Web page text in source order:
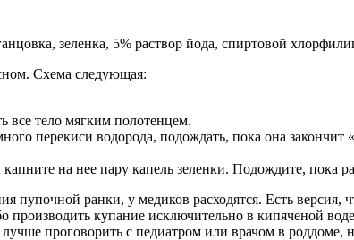
зеленка, 5% раствор йода, спиртовой
Схема следующая:
все тело мягким полотенцем.
перекиси водорода, подождать, пока она закончит
на нее пару капель зеленки. Подождите, пока
пупочной ранки, у медиков расходятся. Есть
производить купание исключительно в кипяченой
проговорить с педиатром или врачом в